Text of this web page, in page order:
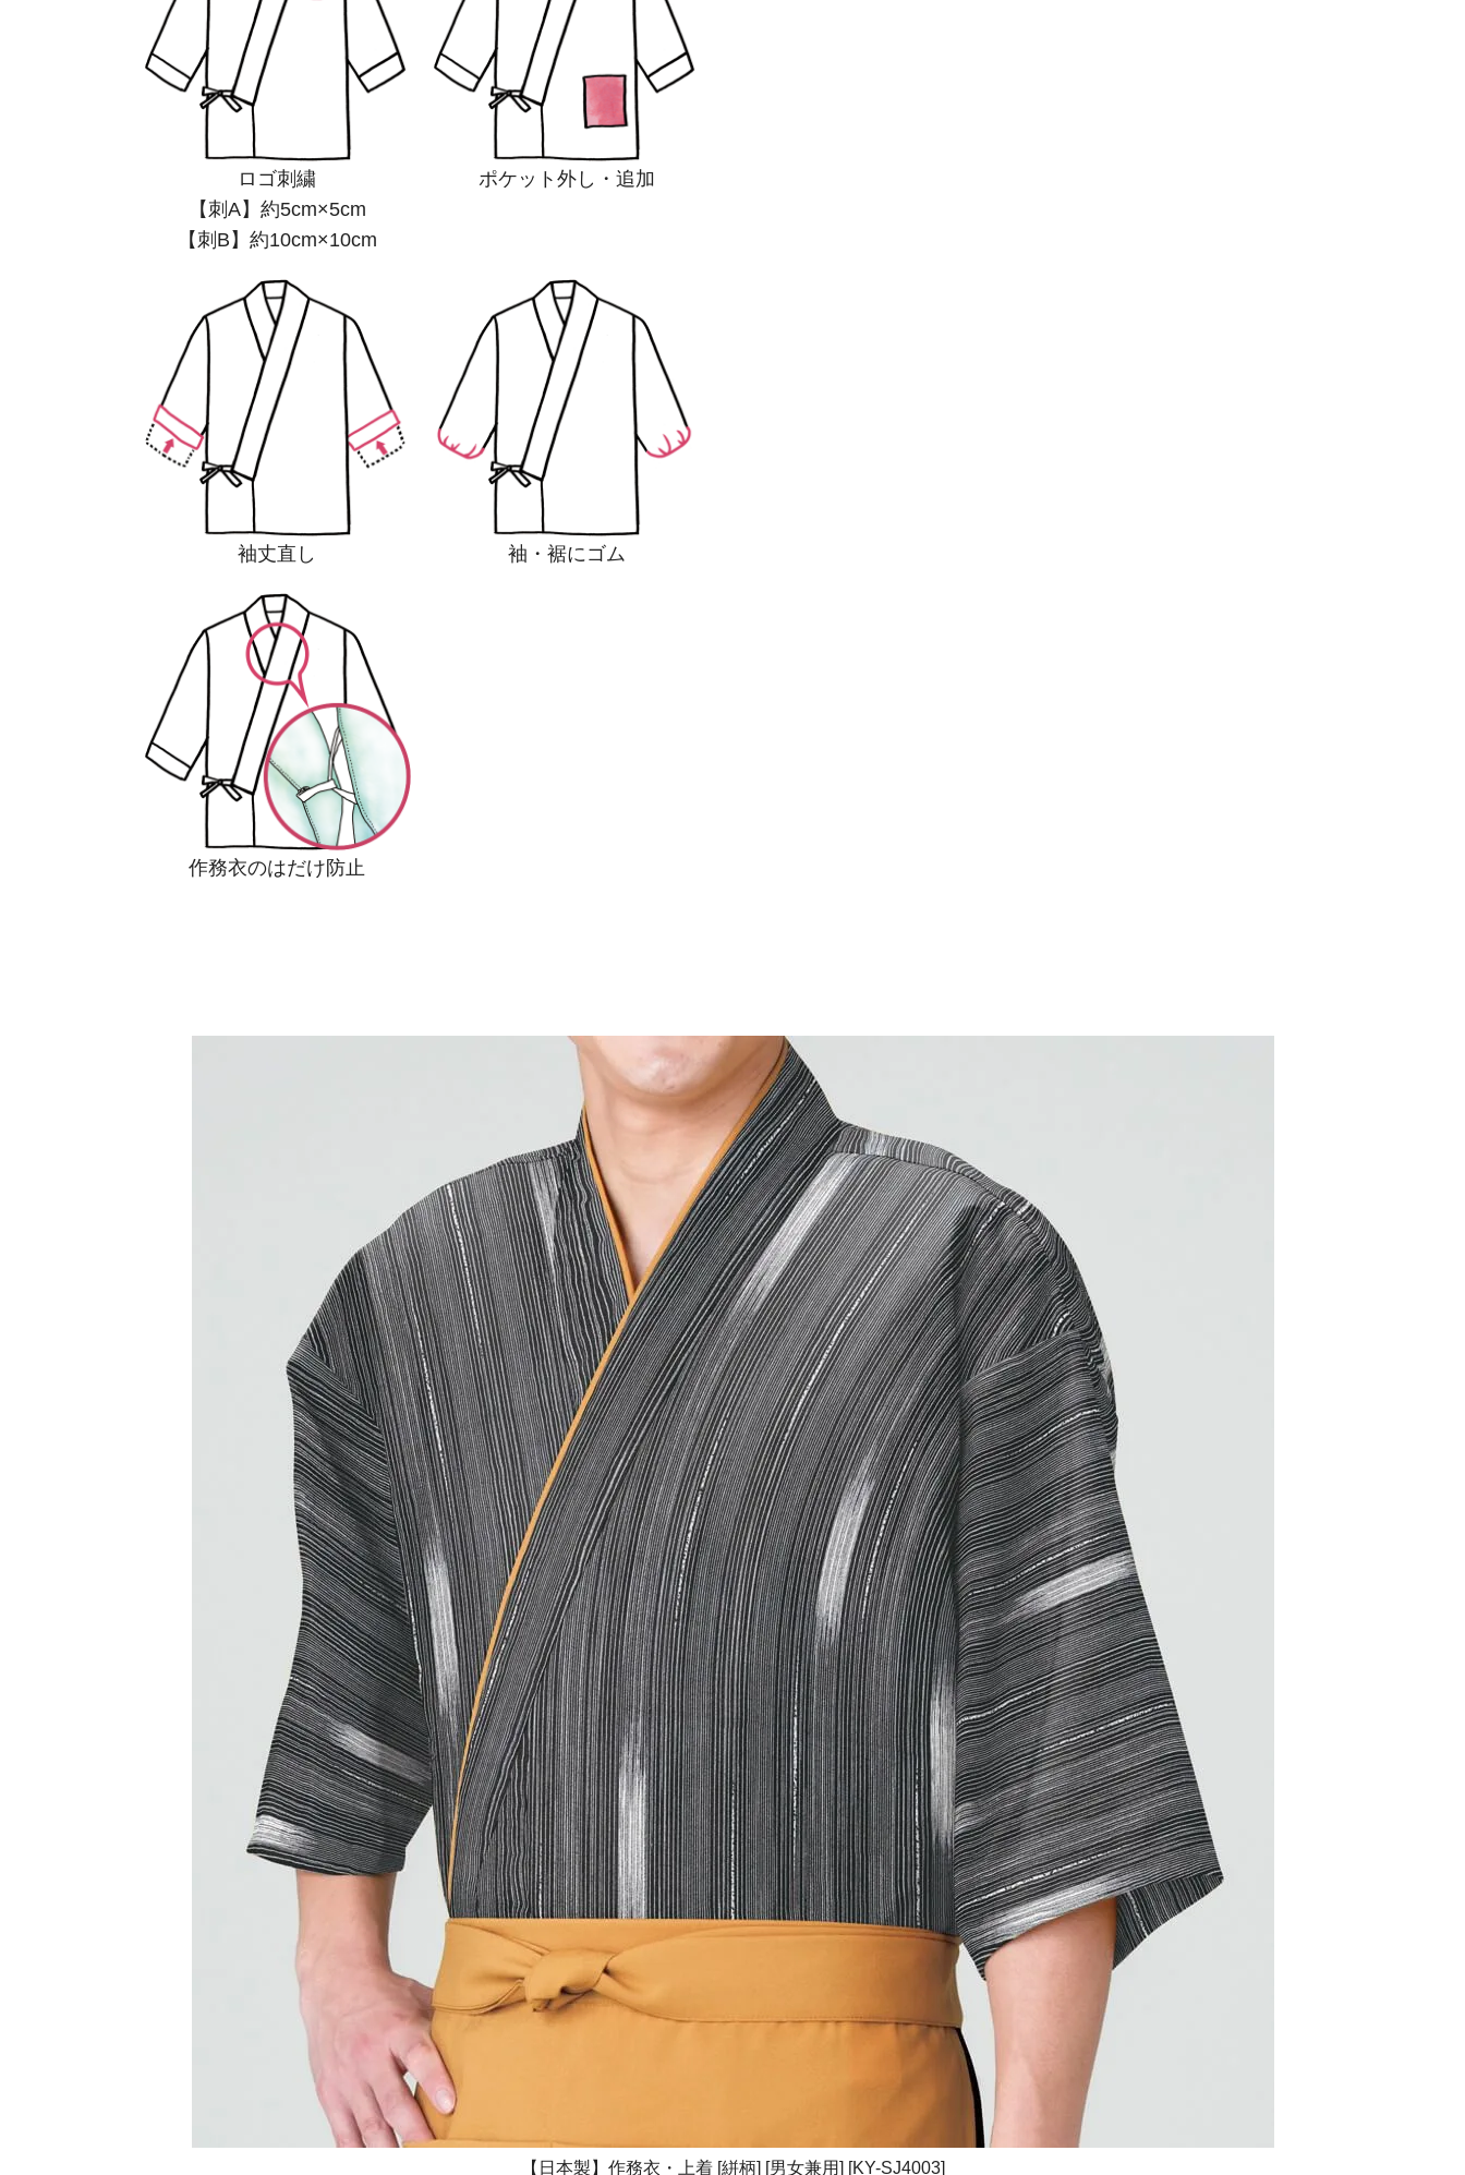
ロゴ刺繍
【刺A】約5cm×5cm
【刺B】約10cm×10cm
ポケット外し・追加
袖丈直し 袖・裾にゴム
作務衣のはだけ防止
【日本製】作務衣・上着 [絣柄] [男女兼用] [KY-SJ4003]